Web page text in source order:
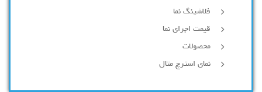
فلاشینگ نما
قیمت اجرای نما
محصولات
نمای استرچ متال